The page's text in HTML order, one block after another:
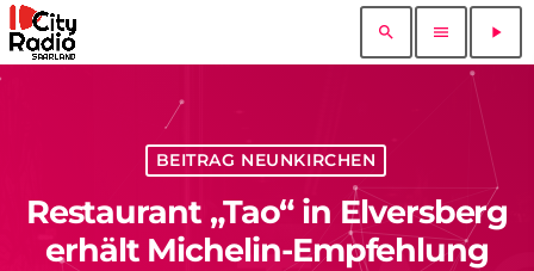
search menu play_arrow
BEITRAG NEUNKIRCHEN
Restaurant „Tao“ in Elversberg
erhält Michelin-Empfehlung